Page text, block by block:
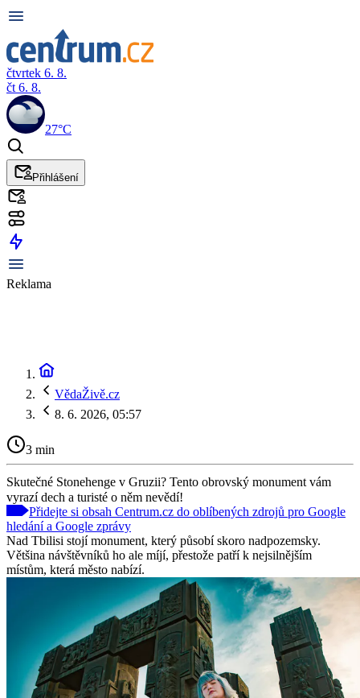
čtvrtek 6. 8.
čt 6. 8.
27°C
Přihlášení
Reklama
VědaŽivě.cz
8. 6. 2026, 05:57
3 min
Skutečné Stonehenge v Gruzii? Tento obrovský monument vám
vyrazí dech a turisté o něm nevědí!
Přidejte si obsah Centrum.cz do oblíbených zdrojů pro Google
hledání a Google zprávy
Nad Tbilisi stojí monument, který působí skoro nadpozemsky.
Většina návštěvníků ho ale míjí, přestože patří k nejsilnějším
místům, která město nabízí.